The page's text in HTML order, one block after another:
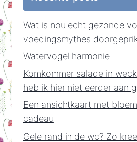
Wat is nou echt gezonde
voedingsmythes
Watervogel harmonie
Komkommer salade in
heb ik hier niet eerder aan
Een ansichtkaart met
cadeau
Gele rand in de wc? Zo